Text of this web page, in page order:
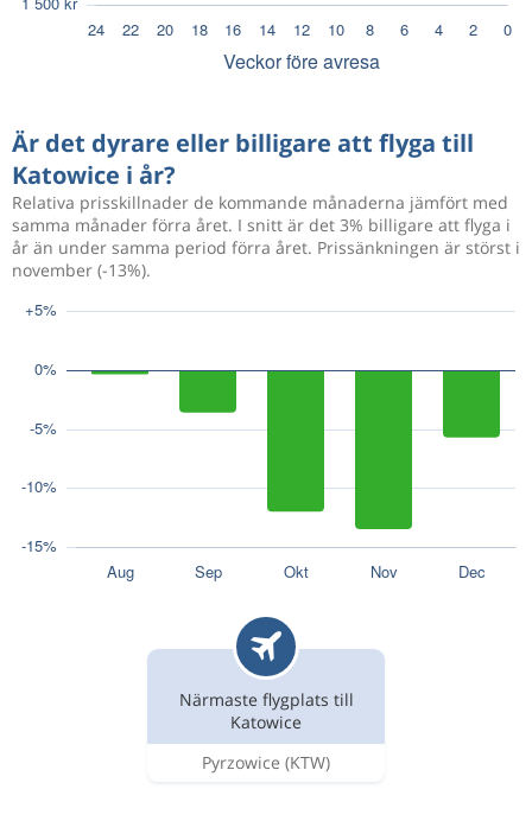
Är det dyrare eller billigare att flyga till
Katowice i år?
Relativa prisskillnader de kommande månaderna jämfört med
samma månader förra året. I snitt är det 3% billigare att flyga i
år än under samma period förra året. Prissänkningen är störst i
november (-13%).
Närmaste flygplats till
Katowice
Pyrzowice (KTW)